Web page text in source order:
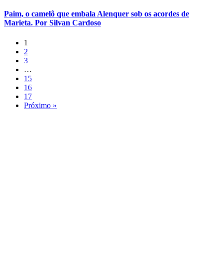
Paim, o camelô que embala Alenquer sob os acordes de
Marieta. Por Silvan Cardoso
1
2
3
…
15
16
17
Próximo »